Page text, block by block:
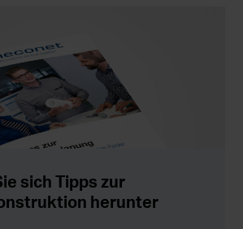
sich Tipps zur
herunter